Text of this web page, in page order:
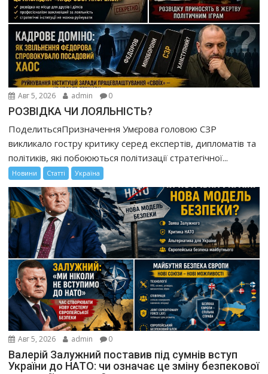
Авг 5, 2026 admin 0
РОЗВІДКА ЧИ ЛОЯЛЬНІСТЬ?
ПоделитьсяПризначення Умєрова головою СЗР
викликало гостру критику серед експертів, дипломатів та
політиків, які побоюються політизації стратегічної...
Новини Статті Україна
Авг 5, 2026 admin 0
Валерій Залужний поставив під сумнів вступ
України до НАТО: чи означає це зміну безпекової